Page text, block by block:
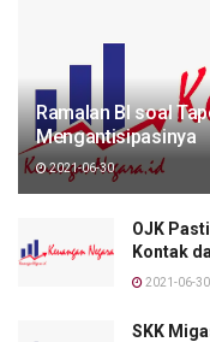
Ramalan BI soal
Mengantisipasinya
2021-06-30
OJK
Kontak
2021-06-30
SKK